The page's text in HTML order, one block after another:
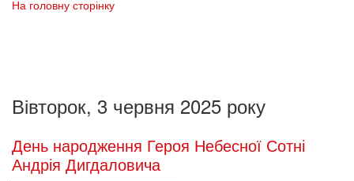
На головну сторінку
Вівторок, 3 червня 2025 року
День народження Героя Небесної Сотні
Андрія Дигдаловича